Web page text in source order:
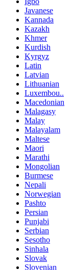
Javanese
Kannada
Kazakh
Khmer
Kurdish
Kyrgyz
Latin
Latvian
Lithuanian
Luxembou..
Macedonian
Malagasy
Malay
Malayalam
Maltese
Maori
Marathi
Mongolian
Burmese
Nepali
Norwegian
Pashto
Persian
Punjabi
Serbian
Sesotho
Sinhala
Slovak
Slovenian